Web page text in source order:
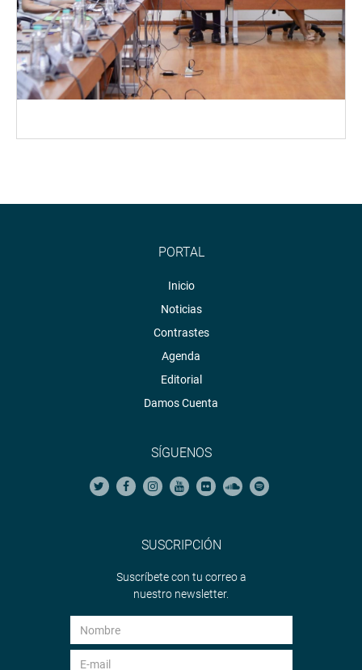
PORTAL
Inicio
Noticias
Contrastes
Agenda
Editorial
Damos Cuenta
SÍGUENOS
SUSCRIPCIÓN
Suscríbete con tu correo a
nuestro newsletter.